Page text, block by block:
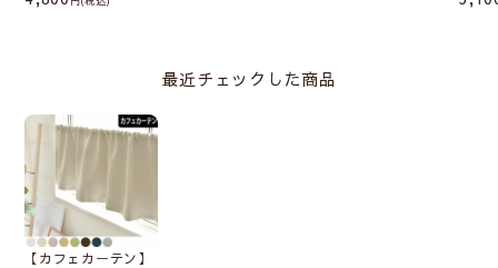
最近チェックした商品
【カフェカーテン】